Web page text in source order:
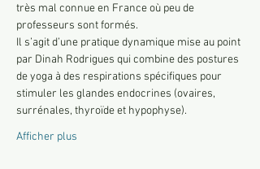
très mal connue en France où peu de
professeurs sont formés.
Il s’agit d’une pratique dynamique mise au point
par Dinah Rodrigues qui combine des postures
de yoga à des respirations spécifiques pour
stimuler les glandes endocrines (ovaires,
surrénales, thyroïde et hypophyse).
Afficher plus